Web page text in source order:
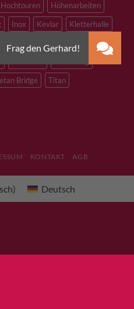
Hochtouren
Höhenarbeiten
Inox Kevlar
Kletterhalle
PLX
Bridge
Titan
KONTAKT AGB
) Deutsch